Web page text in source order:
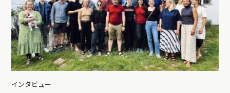
インタビュー